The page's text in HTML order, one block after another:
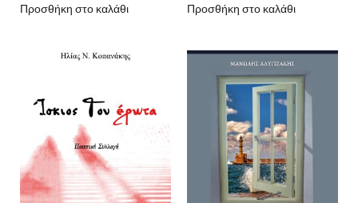
Προσθήκη στο καλάθι Προσθήκη στο καλάθι